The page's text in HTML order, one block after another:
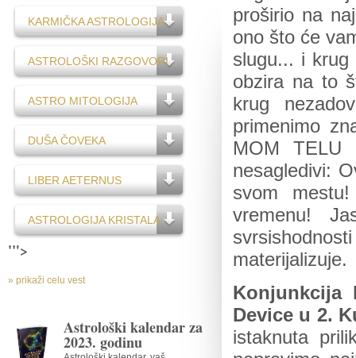
KARMIČKA ASTROLOGIJA
ASTROLOŠKI RAZGOVORI
ASTRO MITOLOGIJA
DUŠA ČOVEKA
LIBER AETERNUS
ASTROLOGIJA KRISTALA
'">
» prikaži celu vest
Astrološki kalendar za
2023. godinu
proširio na
ono što će
slugu... i krug
obzira na to
krug
primenimo
MOM
nesagledivi:
svom
vremenu!
materijalizuje.
Konjunkcija
Device u 2.
istaknuta